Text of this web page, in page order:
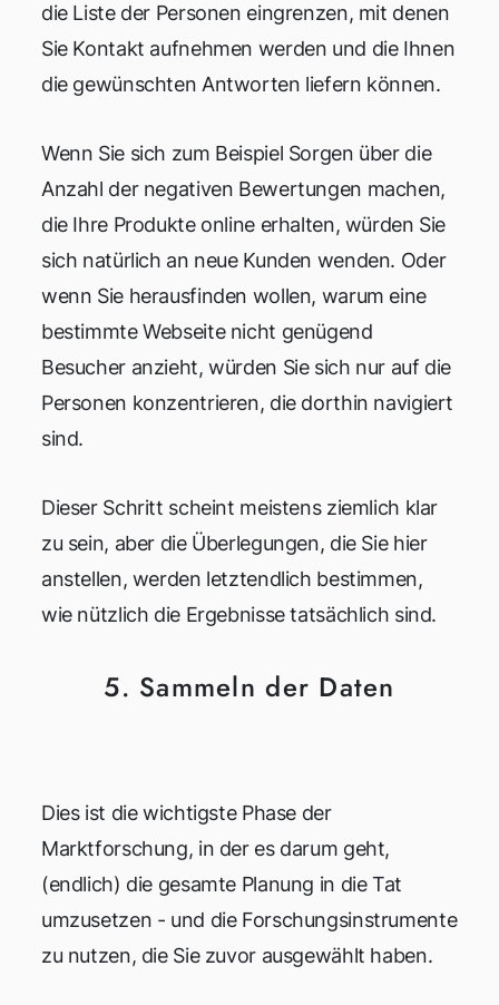
die Liste der Personen eingrenzen, mit denen
Sie Kontakt aufnehmen werden und die Ihnen
die gewünschten Antworten liefern können.
Wenn Sie sich zum Beispiel Sorgen über die
Anzahl der negativen Bewertungen machen,
die Ihre Produkte online erhalten, würden Sie
sich natürlich an neue Kunden wenden. Oder
wenn Sie herausfinden wollen, warum eine
bestimmte Webseite nicht genügend
Besucher anzieht, würden Sie sich nur auf die
Personen konzentrieren, die dorthin navigiert
sind.
Dieser Schritt scheint meistens ziemlich klar
zu sein, aber die Überlegungen, die Sie hier
anstellen, werden letztendlich bestimmen,
wie nützlich die Ergebnisse tatsächlich sind.
5. Sammeln der Daten
Dies ist die wichtigste Phase der
Marktforschung, in der es darum geht,
(endlich) die gesamte Planung in die Tat
umzusetzen - und die Forschungsinstrumente
zu nutzen, die Sie zuvor ausgewählt haben.